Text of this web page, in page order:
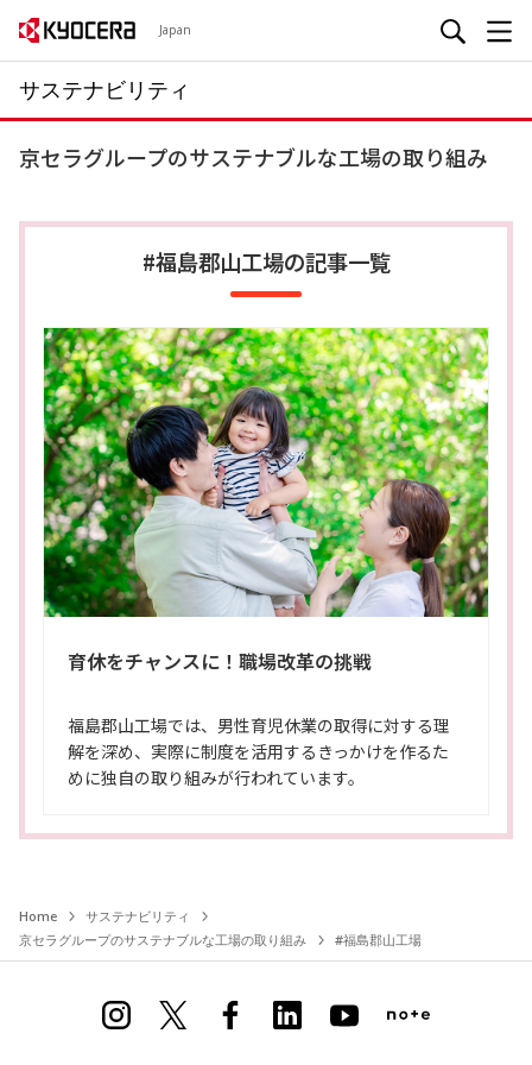
Japan
サステナビリティ
京セラグループのサステナブルな工場の取り組み
#福島郡山工場の記事一覧
育休をチャンスに！職場改革の挑戦
福島郡山工場では、男性育児休業の取得に対する理
解を深め、実際に制度を活用するきっかけを作るた
めに独自の取り組みが行われています。
Home
サステナビリティ
京セラグループのサステナブルな工場の取り組み
#福島郡山工場